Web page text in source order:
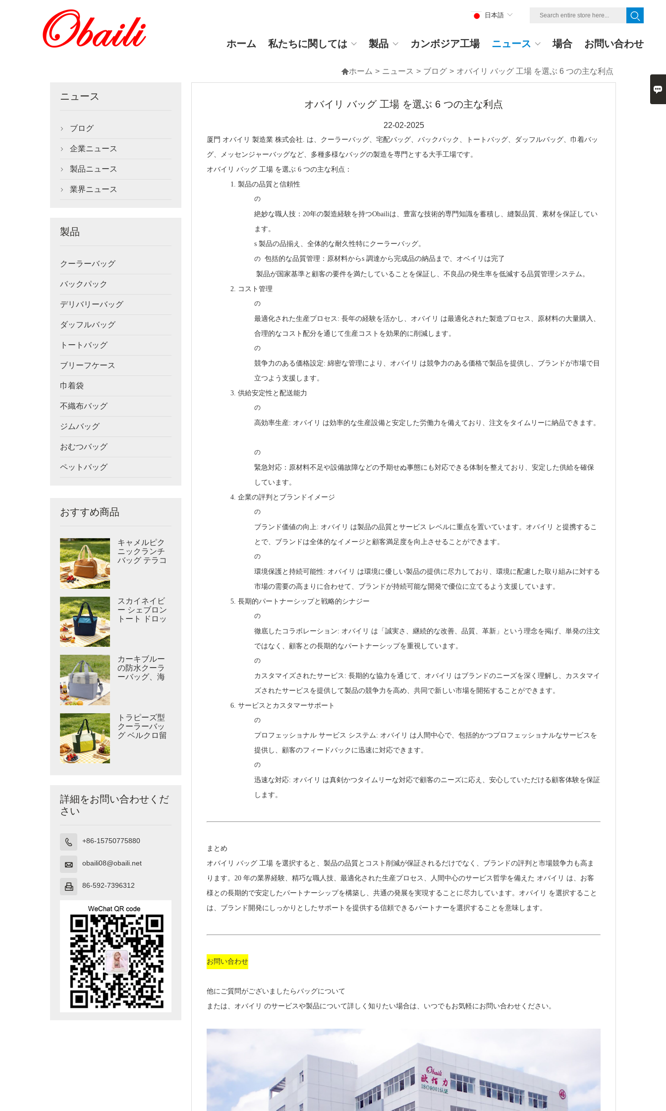
ホーム 私たちに関しては 製品 カンボジア工場 ニュース 場合 お問い合わせ
日本語
ホーム > ニュース > ブログ > オバイリ バッグ 工場 を選ぶ 6 つの主な利点
ニュース
 ブログ
 企業ニュース
 製品ニュース
 業界ニュース
製品
クーラーバッグ
バックパック
デリバリーバッグ
ダッフルバッグ
トートバッグ
ブリーフケース
巾着袋
不織布バッグ
ジムバッグ
おむつバッグ
ペットバッグ
おすすめ商品
キャメルピク
ニックランチ
バッグ テラコ
スカイネイビ
ー シェブロン
トート ドロッ
カーキブルー
の防水クーラ
ーバッグ、海
トラピーズ型
クーラーバッ
グ ベルクロ留
詳細をお問い合わせくだ
さい
 +86-15750775880
 obaili08@obaili.net
 86-592-7396312
オバイリ バッグ 工場 を選ぶ 6 つの主な利点
22-02-2025
厦門 オバイリ 製造業 株式会社. は、クーラーバッグ、宅配バッグ、バックパック、トートバッグ、ダッフルバッグ、巾着バッ
グ、メッセンジャーバッグなど、多種多様なバッグの製造を専門とする大手工場です。
オバイリ バッグ 工場 を選ぶ 6 つの主な利点 ：
1.製品の品質と信頼性
の
絶妙な職人技：20年の製造経験を持つObailiは、豊富な技術的専門知識を蓄積し、縫製品質、素材を保証してい
ます。
s 製品の品揃え、全体的な耐久性特にクーラーバッグ。
の包括的な品質管理：原材料からs 調達から完成品の納品まで、オベイリは完了
製品が国家基準と顧客の要件を満たしていることを保証し、不良品の発生率を低減する品質管理システム。
2.
コスト管理
の
最適化された生産プロセス: 長年の経験を活かし、オバイリ は最適化された製造プロセス、原材料の大量購入、
合理的なコスト配分を通じて生産コストを効果的に削減します。
の
競争力のある価格設定: 綿密な管理により、オバイリ は競争力のある価格で製品を提供し、ブランドが市場で目
立つよう支援します。
3.供給安定性と配送能力
の
高効率生産: オバイリ は効率的な生産設備と安定した労働力を備えており、注文をタイムリーに納品できます。
の
緊急対応：原材料不足や設備故障などの予期せぬ事態にも対応できる体制を整えており、安定した供給を確保
しています。
4.企業の評判とブランドイメージ
の
ブランド価値の向上: オバイリ は製品の品​​質とサービス レベルに重点を置いています。オバイリ と提携するこ
とで、ブランドは全体的なイメージと顧客満足度を向上させることができます。
の
環境保護と持続可能性: オバイリ は環境に優しい製品の提供に尽力しており、環境に配慮した取り組みに対する
市場の需要の高まりに合わせて、ブランドが持続可能な開発で優位に立てるよう支援しています。
5.長期的パートナーシップと戦略的シナジー
の
徹底したコラボレーション: オバイリ は「誠実さ、継続的な改善、品質、革新」という理念を掲げ、単発の注文
ではなく、顧客との長期的なパートナーシップを重視しています。
の
カスタマイズされたサービス: 長期的な協力を通じて、オバイリ はブランドのニーズを深く理解し、カスタマイ
ズされたサービスを提供して製品の競争力を高め、共同で新しい市場を開拓することができます。
6.サービスとカスタマーサポート
の
プロフェッショナル サービス システム: オバイリ は人間中心で、包括的かつプロフェッショナルなサービスを
提供し、顧客のフィードバックに迅速に対応できます。
の
迅速な対応: オバイリ は真剣かつタイムリーな対応で顧客のニーズに応え、安心していただける顧客体験を保証
します。
まとめ
オバイリ バッグ 工場 を選択すると、製品の品質とコスト削減が保証されるだけでなく、ブランドの評判と市場競争力も高ま
ります。20 年の業界経験、精巧な職人技、最適化された生産プロセス、人間中心のサービス哲学を備えた オバイリ は、お客
様との長期的で安定したパートナーシップを構築し、共通の発展を実現することに尽力しています。オバイリ を選択すること
は、ブランド開発にしっかりとしたサポートを提供する信頼できるパートナーを選択することを意味します。
お問い合わせ
他にご質問がございましたらバッグについて
または、オバイリ のサービスや製品について詳しく知りたい場合は、いつでもお気軽にお問い合わせください。
